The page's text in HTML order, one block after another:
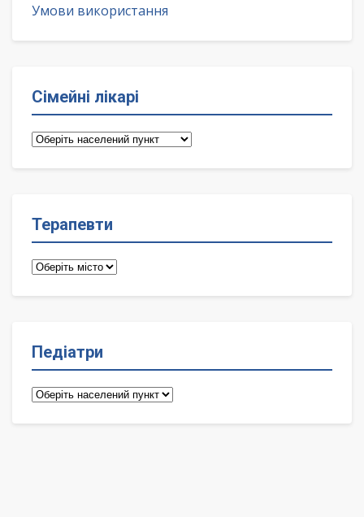
Умови використання
Сімейні лікарі
Сімейні
Терапевти
Терапевти
Педіатри
Педіатри